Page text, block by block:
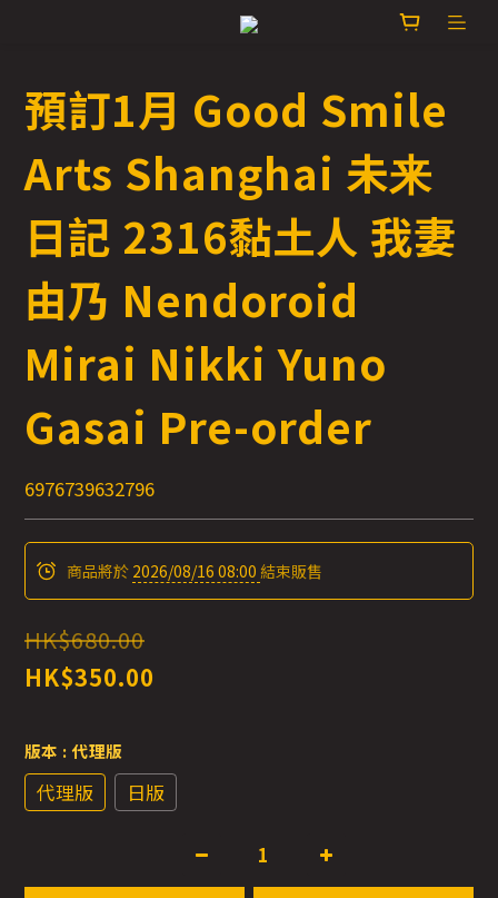
預訂1月 Good Smile
Arts Shanghai 未来
日記 2316黏土人 我妻
由乃 Nendoroid
Mirai Nikki Yuno
Gasai Pre-order
6976739632796
商品將於 2026/08/16 08:00 結束販售
HK$680.00
HK$350.00
版本 : 代理版
代理版 日版